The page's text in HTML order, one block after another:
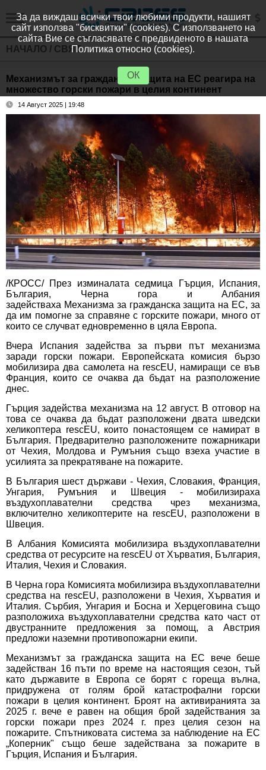
НАЧАЛО / СВЯТ
Механизмът за гражданска защита на ЕС реагира на
множество горски пожари в целия континент
14 Август 2025 | 19:48
/КРОСС/ През изминалата седмица Гърция, Испания,
България, Черна гора и Албания
задействаха Механизма за гражданска защита на ЕС, за
да им помогне за справяне с горските пожари, много от
които се случват едновременно в цяла Европа.
Вчера Испания задейства за първи път механизма
заради горски пожари. Европейската комисия бързо
мобилизира два самолета на rescEU, намиращи се във
Франция, които се очаква да бъдат на разположение
днес.
Гърция задейства механизма на 12 август. В отговор на
това се очаква да бъдат разположени двата шведски
хеликоптера rescEU, които понастоящем се намират в
България. Предварително разположените пожарникари
от Чехия, Молдова и Румъния също взеха участие в
усилията за прекратяване на пожарите.
В България шест държави - Чехия, Словакия, Франция,
Унгария, Румъния и Швеция - мобилизираха
въздухоплавателни средства чрез механизма,
включително хеликоптерите на rescEU, разположени в
Швеция.
В Албания Комисията мобилизира въздухоплавателни
средства от ресурсите на rescEU от Хърватия, България,
Италия, Чехия и Словакия.
В Черна гора Комисията мобилизира въздухоплавателни
средства на rescEU, разположени в Чехия, Хърватия и
Италия. Сърбия, Унгария и Босна и Херцеговина също
разположиха въздухоплавателни средства като част от
двустранните предложения за помощ, а Австрия
предложи наземни противопожарни екипи.
Механизмът за гражданска защита на ЕС вече беше
задействан 16 пъти по време на настоящия сезон, тъй
като държавите в Европа се борят с гореща вълна,
придружена от голям брой катастрофални горски
пожари в целия континент. Броят на активиранията за
2025 г. вече е равен на общия брой задействания за
горски пожари през 2024 г. през целия сезон на
пожарите. Спътниковата система за наблюдение на ЕС
„Коперник" също беше задействана за пожарите в
Гърция, Испания и България.
За да виждаш всички твои любими продукти, нашият
сайт използва "бисквитки" (cookies). С използването на
сайта Вие се съгласявате с предвиденото в нашата
Политика относно (cookies).
ОК